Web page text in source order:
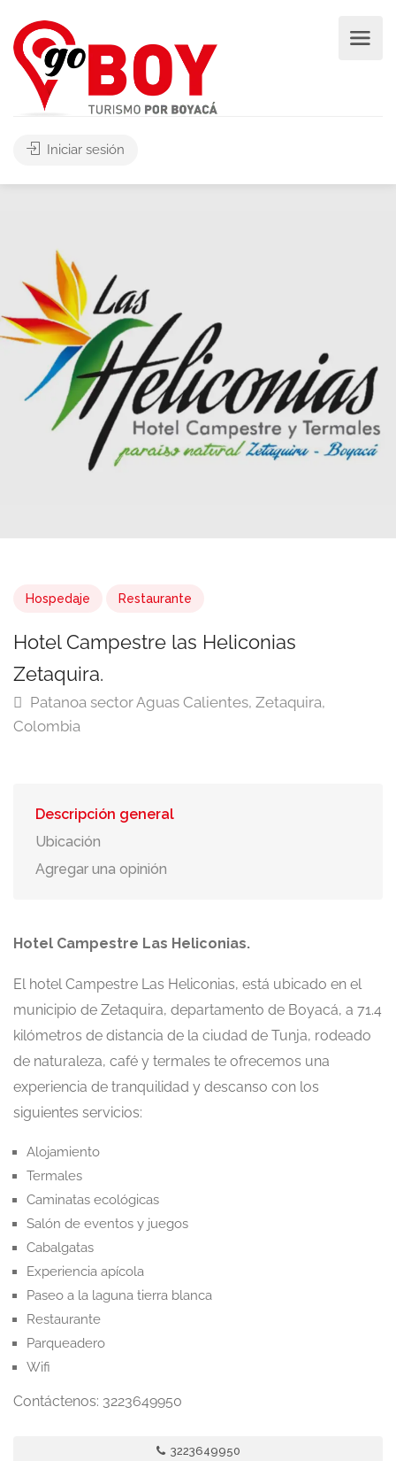
Iniciar sesión
Hospedaje Restaurante
Hotel Campestre las Heliconias
Zetaquira.
Patanoa sector Aguas Calientes, Zetaquira,
Colombia
Descripción general
Ubicación
Agregar una opinión
Hotel Campestre Las Heliconias.
El hotel Campestre Las Heliconias, está ubicado en el
municipio de Zetaquira, departamento de Boyacá, a 71.4
kilómetros de distancia de la ciudad de Tunja, rodeado
de naturaleza, café y termales te ofrecemos una
experiencia de tranquilidad y descanso con los
siguientes servicios:
Alojamiento
Termales
Caminatas ecológicas
Salón de eventos y juegos
Cabalgatas
Experiencia apícola
Paseo a la laguna tierra blanca
Restaurante
Parqueadero
Wifi
Contáctenos: 3223649950
3223649950